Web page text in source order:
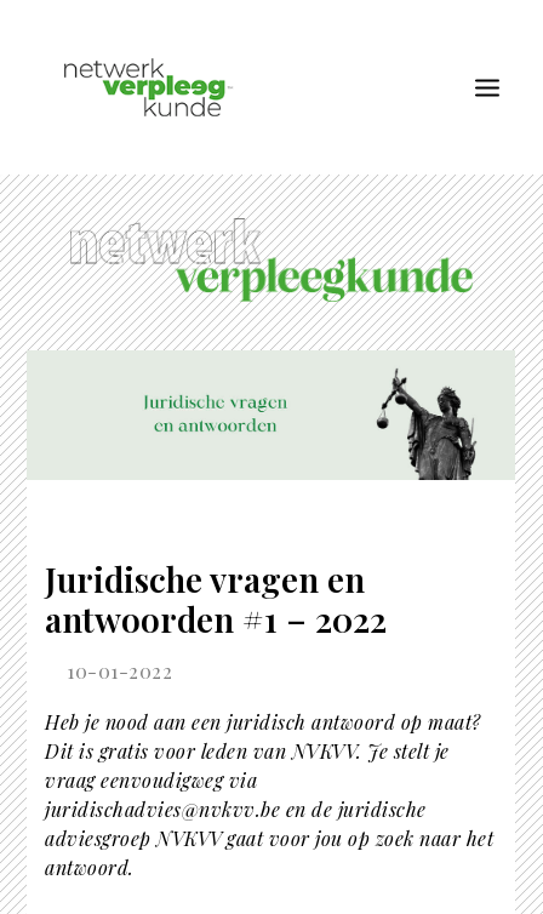
OVER NETWERK VERPLEEGKUNDE
NIEUWS
RUBRIEKEN
EDITIES
Juridische vragen en
antwoorden #1 – 2022
10-01-2022
Heb je nood aan een juridisch antwoord op maat?
Dit is gratis voor leden van NVKVV. Je stelt je
vraag eenvoudigweg via
juridischadvies@nvkvv.be en de juridische
adviesgroep NVKVV gaat voor jou op zoek naar het
antwoord.